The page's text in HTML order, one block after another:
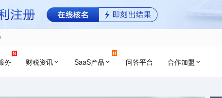
务 财税资讯 SaaS产品 问答平台 合作加盟